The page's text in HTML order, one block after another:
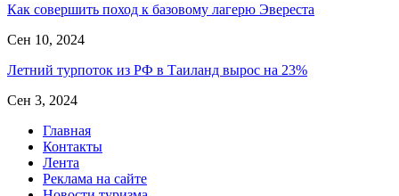
Как совершить поход к базовому лагерю Эвереста
Сен 10, 2024
Летний турпоток из РФ в Таиланд вырос на 23%
Сен 3, 2024
Главная
Контакты
Лента
Реклама на сайте